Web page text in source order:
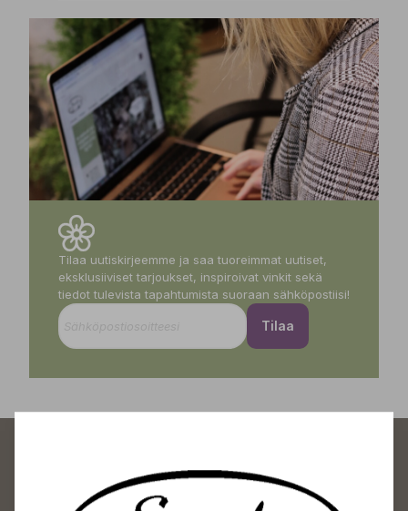
Tilaa uutiskirjeemme ja saa tuoreimmat uutiset,
eksklusiiviset tarjoukset, inspiroivat vinkit sekä
tiedot tulevista tapahtumista suoraan sähköpostiisi!
Tilaa